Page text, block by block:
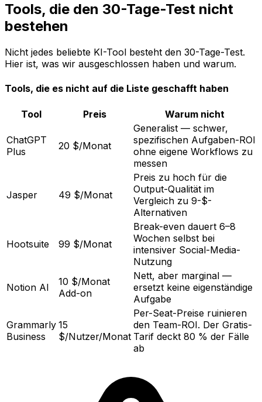
Tools, die den 30-Tage-Test nicht
bestehen
Nicht jedes beliebte KI-Tool besteht den 30-Tage-Test.
Hier ist, was wir ausgeschlossen haben und warum.
Tools, die es nicht auf die Liste geschafft haben
Tool Preis Warum nicht
ChatGPT
Plus
20 $/Monat
Generalist — schwer,
spezifischen Aufgaben-ROI
ohne eigene Workflows zu
messen
Jasper 49 $/Monat
Preis zu hoch für die
Output-Qualität im
Vergleich zu 9-$-
Alternativen
Hootsuite 99 $/Monat
Break-even dauert 6–8
Wochen selbst bei
intensiver Social-Media-
Nutzung
Notion AI
10 $/Monat
Add-on
Nett, aber marginal —
ersetzt keine eigenständige
Aufgabe
Grammarly
Business
15
$/Nutzer/Monat
Per-Seat-Preise ruinieren
den Team-ROI. Der Gratis-
Tarif deckt 80 % der Fälle
ab